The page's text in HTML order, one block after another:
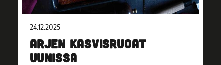
24.12.2025
ARJEN KASVISRUOAT
UUNISSA